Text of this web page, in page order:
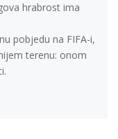
hrabrost ima
pobjedu na FIFA-i,
terenu: onom